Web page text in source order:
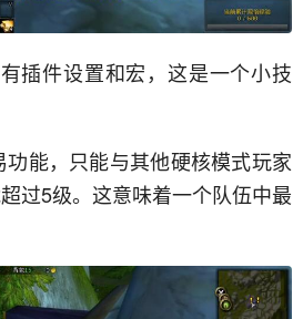
插件设置和宏，这是一个小技
能，只能与其他硬核模式玩家
过5级。这意味着一个队伍中最